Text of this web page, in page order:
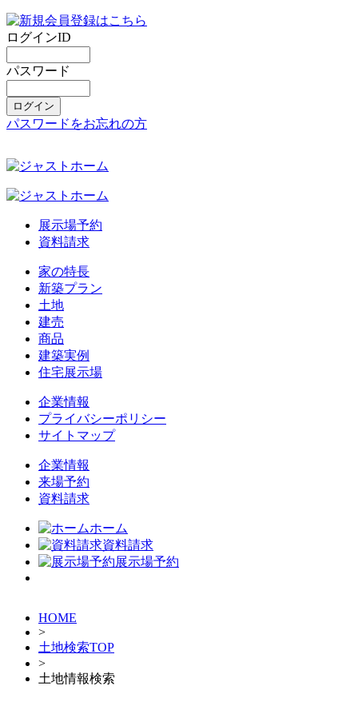
ログインID
パスワード
パスワードをお忘れの方
展示場予約
資料請求
家の特長
新築プラン
土地
建売
商品
建築実例
住宅展示場
企業情報
プライバシーポリシー
サイトマップ
企業情報
来場予約
資料請求
ホーム
資料請求
展示場予約
HOME
>
土地検索TOP
>
土地情報検索